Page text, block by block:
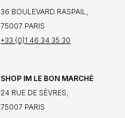
36 BOULEVARD RASPAIL,
75007 PARIS
+33 (0)1 46 34 35 30
SHOP IM LE BON MARCHÉ
24 RUE DE SÈVRES,
75007 PARIS